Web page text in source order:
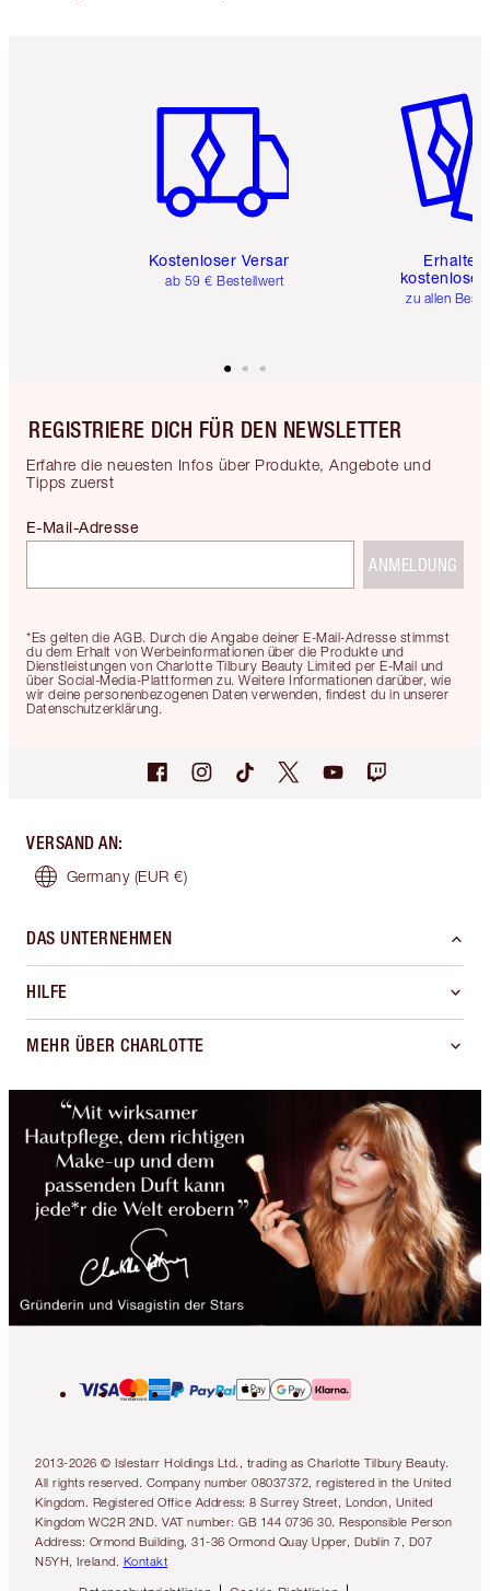
Kostenloser Versand
ab 59 € Bestellwert
Erhalte
kostenlose
zu allen
REGISTRIERE DICH FÜR DEN NEWSLETTER
Erfahre die neuesten Infos über Produkte, Angebote und
Tipps zuerst
*Es gelten die AGB. Durch die Angabe deiner E-Mail-Adresse stimmst
du dem Erhalt von Werbeinformationen über die Produkte und
Dienstleistungen von Charlotte Tilbury Beauty Limited per E-Mail und
über Social-Media-Plattformen zu. Weitere Informationen darüber, wie
wir deine personenbezogenen Daten verwenden, findest du in unserer
Datenschutzerklärung.
E-Mail-Adresse
ANMELDUNG
VERSAND AN:
Germany (EUR €)
DAS UNTERNEHMEN
HILFE
MEHR ÜBER CHARLOTTE
2013-2026 © Islestarr Holdings Ltd., trading as Charlotte Tilbury Beauty.
All rights reserved. Company number 08037372, registered in the United
Kingdom. Registered Office Address: 8 Surrey Street, London, United
Kingdom WC2R 2ND. VAT number: GB 144 0736 30. Responsible Person
Address: Ormond Building, 31-36 Ormond Quay Upper, Dublin 7, D07
N5YH, Ireland. Kontakt